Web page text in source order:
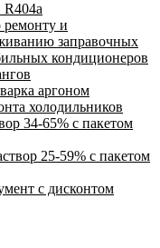
R404a
и
заправочных
кондиционеров
аргоном
холодильников
34-65% с пакетом
25-59% с пакетом
с дисконтом